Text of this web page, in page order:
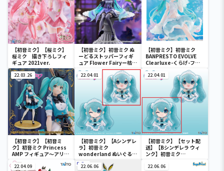
【初音ミク】【桜ミク】
桜ミク 描き下ろしフィ
ギュア 2021ver.
【初音ミク】初音ミク ぬ
ーどるストッパーフィギ
ュア Flower Fairyー桔梗
ー
【初音ミク】初音ミク
BANPRESTO EVOLVE
Clearluxe-くらげ-フィ
ギュア
22.03.26
【初音ミク】【初音ミ
ク】初音ミク Princess
AMP フィギュア～アリス
ver.～
22.04.01
【初音ミク】【Aシンデレ
ラ】初音ミク
wonderland ぬいぐるみ
22.04.01
【初音ミク】【セット配
送】【Bシンデレラ ウィ
ンク】初音ミク
wonderland ぬいぐるみ
vol.4
22.04.09 22.06.06 22.06.06